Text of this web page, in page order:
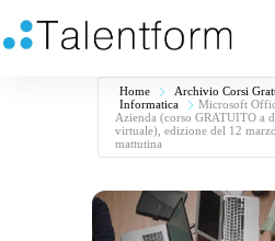
Home
Archivio Corsi
Informatica
Microsoft
Azienda (corso GRATUITO a
virtuale), edizione del 12
mattutina